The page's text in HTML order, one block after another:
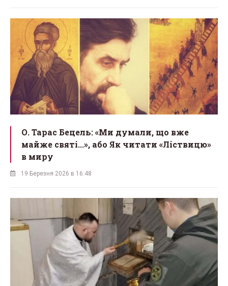
О. Тарас Бецель: «Ми думали, що вже
майже святі...», або Як читати «Ліствицю»
в миру
19 Березня 2026 в 16:48